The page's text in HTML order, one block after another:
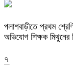
পলাশবাড়ীতে প্রথম
অভিযোগ শিক্ষক মিথুনের
৭